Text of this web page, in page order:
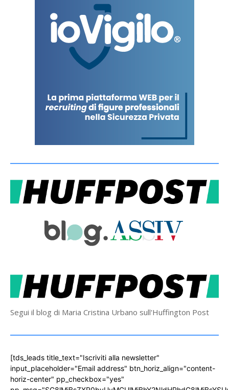
Segui il blog di Maria Cristina Urbano sull'Huffington Post
[tds_leads title_text="Iscriviti alla newsletter"
input_placeholder="Email address" btn_horiz_align="content-
horiz-center" pp_checkbox="yes"